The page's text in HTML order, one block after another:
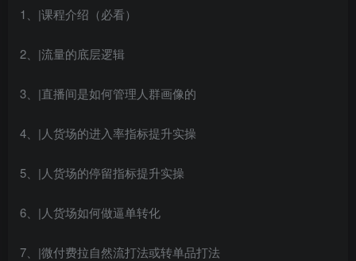
1、|课程介绍（必看）
2、|流量的底层逻辑
3、|直播间是如何管理人群画像的
4、|人货场的进入率指标提升实操
5、|人货场的停留指标提升实操
6、|人货场如何做逼单转化
7、|微付费拉自然流打法或转单品打法